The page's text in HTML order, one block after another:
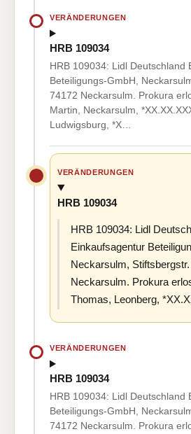
VERÄNDERUNGEN
HRB 109034
HRB 109034: Lidl Deutschland
Beteiligungs-GmbH,
74172 Neckarsulm. Prokura
Martin, Neckarsulm,
Ludwigsburg, *X…
VERÄNDERUNGEN
HRB 109034
HRB 109034: Lidl
Einkaufsagentur
Neckarsulm,
Neckarsulm. Prokura
Thomas, Leonberg,
VERÄNDERUNGEN
HRB 109034
HRB 109034: Lidl Deutschland
Beteiligungs-GmbH,
74172 Neckarsulm. Prokura